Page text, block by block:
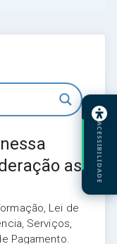
as
Lei de
Serviços,
Pagamento.
ACESSIBILIDADE